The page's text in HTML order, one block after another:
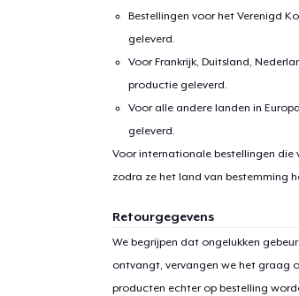
Bestellingen voor het Verenigd
geleverd.
Voor Frankrijk, Duitsland,
productie geleverd.
Voor alle andere landen in
geleverd.
Voor internationale bestellingen die
zodra ze het land van bestemming
Retourgegevens
We begrijpen dat ongelukken
ontvangt, vervangen we het graag
producten echter op bestelling